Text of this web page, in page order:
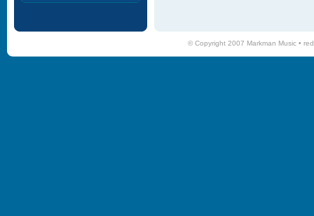
© Copyright 2007 Markman Music •